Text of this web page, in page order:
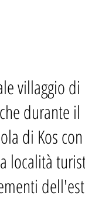
villaggio
durante
di Kos
località